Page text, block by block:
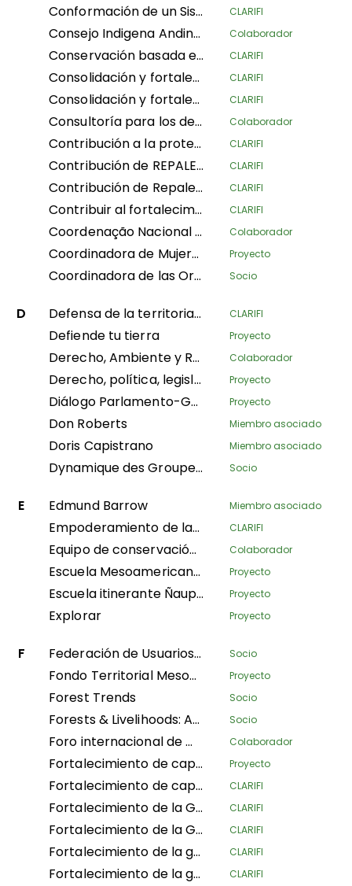
Conformación de un Sistema de Áreas de Conservación Comunitaria con un enfoque de los pueblos afrodescendientes (Fase I) de las comunidades negras en cuatro Consejos Comunitarios: Mujeres afrodescendientes de Patía California y Despertad Patíanos en el departamento de Cauca; Martin Luther King en el departamento de Guaviare; y Palenque Bacatá en el departamento de Cundinamarca CLARIFI
Consejo Indigena Andino del Peru Colaborador
Conservación basada en derechos con reconocimiento de instituciones consuetudinarias y gobernanza tradicional CLARIFI
Consolidación y fortalecimiento de la defensa territorial de los pueblos indígenas: saneamiento físico y legal e implementación de módulos de alerta temprana en comunidades nativas de la Amazonía peruana CLARIFI
Consolidación y fortalecimiento de la defensa territorial de los pueblos indígenas: saneamiento físico y legal y implementación de módulos de alerta temprana en comunidades nativas de la Amazonía peruana CLARIFI
Consultoría para los derechos humanos y el desplazamiento Colaborador
Contribución a la protección de los bosques tropicales húmedos de la cuenca del Congo mediante la seguridad jurídica de las tierras ancestrales de las comunidades dependientes de los bosques en la República Democrática del Congo CLARIFI
Contribución de REPALEAC al monitoreo y evaluación de las actividades bajo la asociación para los pueblos, la naturaleza y el clima CLARIFI
Contribución de Repaleac a la implementación del Proyecto Alianza Shandia para los pueblos, la naturaleza y el clima en la cuenca del Congo CLARIFI
Contribuir al fortalecimiento del reconocimiento y protección de los territorios ancestrales desde una perspectiva indígena y de la soberanía alimentaria de las mujeres indígenas amazónicas CLARIFI
Coordenação Nacional de Articulação das Comunidades Negras Rurais Quilombolas Colaborador
Coordinadora de Mujeres Líderes Territoriales de Mesoamérica de AMPB Proyecto
Coordinadora de las Organizaciones Indígenas de la Cuenca Amazónica Socio
D Defensa de la territorialidad y autonomía Wampis frente a la crisis extractivista en Perú CLARIFI
Defiende tu tierra Proyecto
Derecho, Ambiente y Recursos Naturales Colaborador
Derecho, política, legislación y litigios Proyecto
Diálogo Parlamento-Gobierno sobre la gobernanza de la tierra Proyecto
Don Roberts Miembro asociado
Doris Capistrano Miembro asociado
Dynamique des Groupes des Peuples Autochtones Socio
E Edmund Barrow Miembro asociado
Empoderamiento de las mujeres para cuidar de sus hogares en el departamento de Plateaux CLARIFI
Equipo de conservación de Amazon Colaborador
Escuela Mesoamericana de Liderazgo Proyecto
Escuela itinerante Ñaupaqta Tapuway Proyecto
Explorar Proyecto
F Federación de Usuarios de Silvicultura Comunitaria de Nepal Socio
Fondo Territorial Mesoamericano Proyecto
Forest Trends Socio
Forests & Livelihoods: Assessment, Research, and Engagement Socio
Foro internacional de mujeres indígenas Colaborador
Fortalecimiento de capacidades Proyecto
Fortalecimiento de capacidades y conocimientos entre las organizaciones de los pueblos indígenas en Colombia para una participación efectiva en el proceso de consentimiento previo, libre, informado y esclarecido (CPLIE) para regular los mecanismos REDD+ CLARIFI
Fortalecimiento de la Gobernanza de la Alianza Global de Comunidades Territoriales CLARIFI
Fortalecimiento de la Gobernanza de la Alianza Global de Comunidades Territoriales CLARIFI
Fortalecimiento de la gestión territorial y ambiental de los Quilombolas en el Cerrado y la Selva Atlántica CLARIFI
Fortalecimiento de la gobernanza territorial con un enfoque de género, a través de la estrategia « Conservar mediante el uso », para mejorar las condiciones de vida dignas y la supervivencia de los Consejos Comunitarios en el departamento de Guaviare CLARIFI